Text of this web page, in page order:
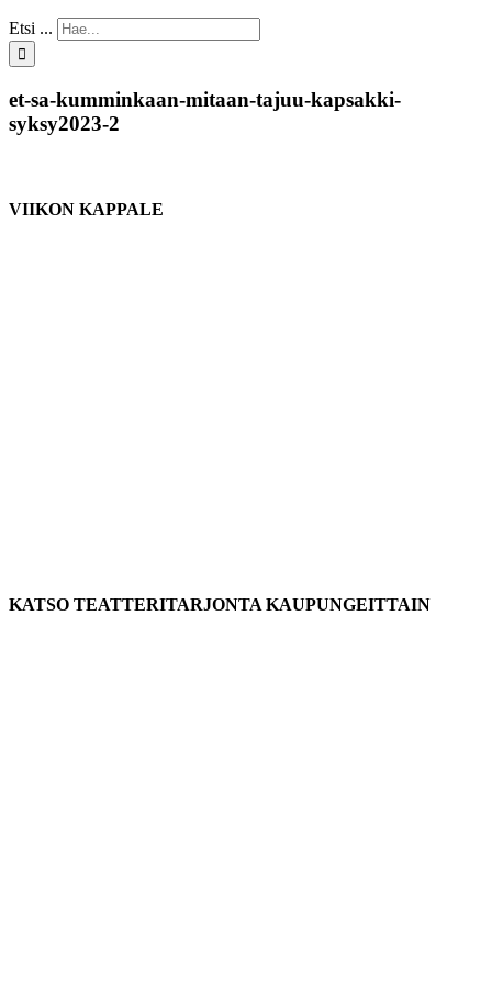
Etsi ...
et-sa-kumminkaan-mitaan-tajuu-kapsakki-
syksy2023-2
VIIKON KAPPALE
KATSO TEATTERITARJONTA KAUPUNGEITTAIN